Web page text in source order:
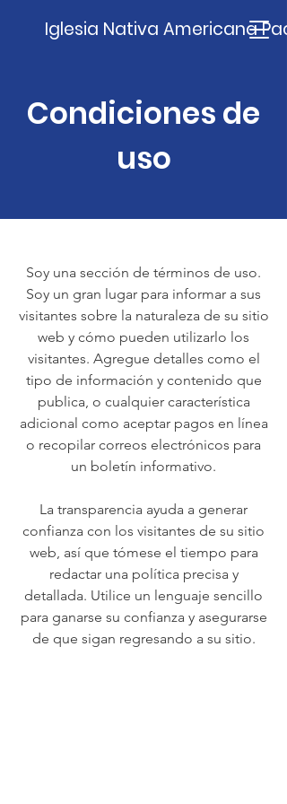
Iglesia Nativa Americana
Condiciones de
uso
Soy una sección de términos de uso.
Soy un gran lugar para informar a sus
visitantes sobre la naturaleza de su sitio
web y cómo pueden utilizarlo los
visitantes. Agregue detalles como el
tipo de información y contenido que
publica, o cualquier característica
adicional como aceptar pagos en línea
o recopilar correos electrónicos para
un boletín informativo.
La transparencia ayuda a generar
confianza con los visitantes de su sitio
web, así que tómese el tiempo para
redactar una política precisa y
detallada. Utilice un lenguaje sencillo
para ganarse su confianza y asegurarse
de que sigan regresando a su sitio.